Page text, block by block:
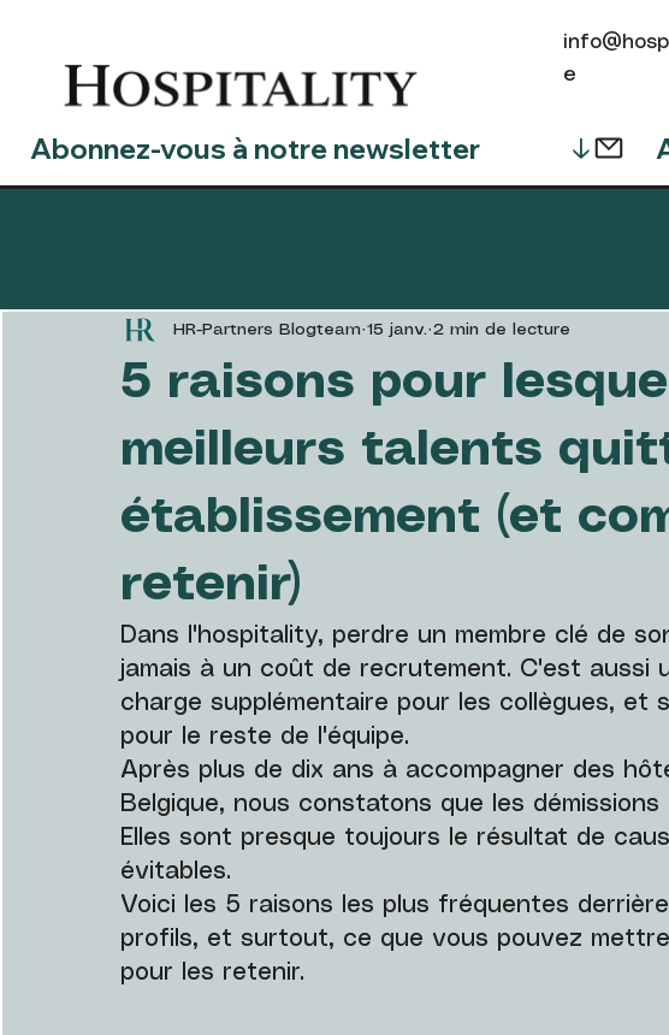
e
5 raisons pour
meilleurs talents
établissement (et
retenir)
HR-Partners Blogteam 15 janv. 2 min de lecture
Dans l'hospitality, perdre un membre clé de
jamais à un coût de recrutement. C'est aussi
charge supplémentaire pour les collègues, et
pour le reste de l'équipe.
Après plus de dix ans à accompagner des
Belgique, nous constatons que les
Elles sont presque toujours le résultat de
évitables.
Voici les 5 raisons les plus fréquentes
profils, et surtout, ce que vous pouvez
pour les retenir.